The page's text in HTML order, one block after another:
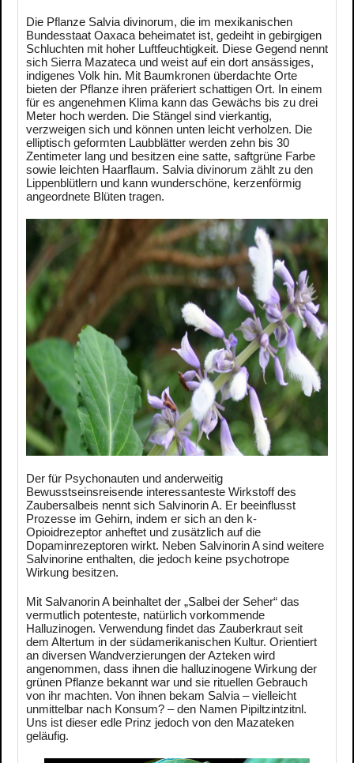
Die Pflanze Salvia divinorum, die im mexikanischen
Bundesstaat Oaxaca beheimatet ist, gedeiht in gebirgigen
Schluchten mit hoher Luftfeuchtigkeit. Diese Gegend nennt
sich Sierra Mazateca und weist auf ein dort ansässiges,
indigenes Volk hin. Mit Baumkronen überdachte Orte
bieten der Pflanze ihren präferiert schattigen Ort. In einem
für es angenehmen Klima kann das Gewächs bis zu drei
Meter hoch werden. Die Stängel sind vierkantig,
verzweigen sich und können unten leicht verholzen. Die
elliptisch geformten Laubblätter werden zehn bis 30
Zentimeter lang und besitzen eine satte, saftgrüne Farbe
sowie leichten Haarflaum. Salvia divinorum zählt zu den
Lippenblütlern und kann wunderschöne, kerzenförmig
angeordnete Blüten tragen.
Der für Psychonauten und anderweitig
Bewusstseinsreisende interessanteste Wirkstoff des
Zaubersalbeis nennt sich Salvinorin A. Er beeinflusst
Prozesse im Gehirn, indem er sich an den k-
Opioidrezeptor anheftet und zusätzlich auf die
Dopaminrezeptoren wirkt. Neben Salvinorin A sind weitere
Salvinorine enthalten, die jedoch keine psychotrope
Wirkung besitzen.
Mit Salvanorin A beinhaltet der „Salbei der Seher“ das
vermutlich potenteste, natürlich vorkommende
Halluzinogen. Verwendung findet das Zauberkraut seit
dem Altertum in der südamerikanischen Kultur. Orientiert
an diversen Wandverzierungen der Azteken wird
angenommen, dass ihnen die halluzinogene Wirkung der
grünen Pflanze bekannt war und sie rituellen Gebrauch
von ihr machten. Von ihnen bekam Salvia – vielleicht
unmittelbar nach Konsum? – den Namen Pipiltzintzitnl.
Uns ist dieser edle Prinz jedoch von den Mazateken
geläufig.